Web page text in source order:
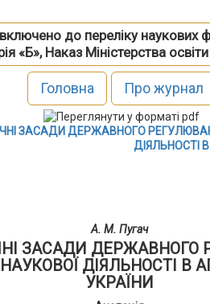
до переліку
«Б», Наказ Міністерства
Головна Про журнал
ЗАСАДИ ДЕРЖАВНОГО
ДІЯЛЬНОСТІ
А. М. Пугач
ЗАСАДИ ДЕРЖАВНОГО
ДІЯЛЬНОСТІ В
УКРАЇНИ